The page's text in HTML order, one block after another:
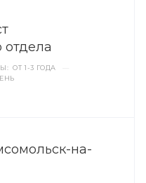
отдела
ОТ 1-3 ГОДА
на-